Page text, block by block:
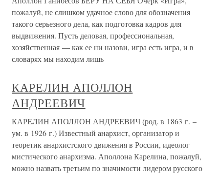
пожалуй, не слишком удачное слово для обозначения
такого серьезного дела, как подготовка кадров для
выдвижения. Пусть деловая, профессиональная,
хозяйственная — как ее ни назови, игра есть игра, и в
словарях мы находим лишь
КАРЕЛИН АПОЛЛОН
АНДРЕЕВИЧ
КАРЕЛИН АПОЛЛОН АНДРЕЕВИЧ (род. в 1863 г. –
ум. в 1926 г.) Известный анархист, организатор и
теоретик анархистского движения в России, идеолог
мистического анархизма. Аполлона Карелина, пожалуй,
можно назвать третьим по значимости лидером русского